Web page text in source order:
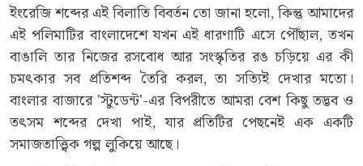
ইংরেজি শব্দের এই বিলাতি বিবর্তন তো জানা হলো, কিন্তু আমাদের
এই পলিমাটির বাংলাদেশে যখন এই ধারণাটি এসে পৌঁছাল, তখন
বাঙালি তার নিজের রসবোধ আর সংস্কৃতির রঙ চড়িয়ে এর কী
চমৎকার সব প্রতিশব্দ তৈরি করল, তা সত্যিই দেখার মতো।
বাংলার বাজারে 'স্টুডেন্ট'-এর বিপরীতে আমরা বেশ কিছু তদ্ভব ও
তৎসম শব্দের দেখা পাই, যার প্রতিটির পেছনেই এক একটি
সমাজতাত্ত্বিক গল্প লুকিয়ে আছে।